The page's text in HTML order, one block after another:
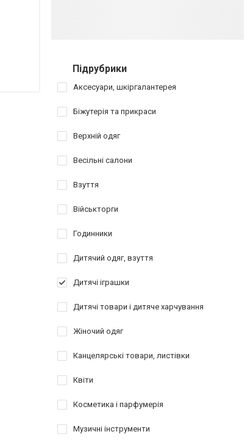
Підрубрики
Аксесуари, шкіргалантерея
Біжутерія та прикраси
Верхній одяг
Весільні салони
Взуття
Військторги
Годинники
Дитячий одяг, взуття
Дитячі іграшки
Дитячі товари і дитяче харчування
Жіночий одяг
Канцелярські товари, листівки
Квіти
Косметика і парфумерія
Музичні інструменти